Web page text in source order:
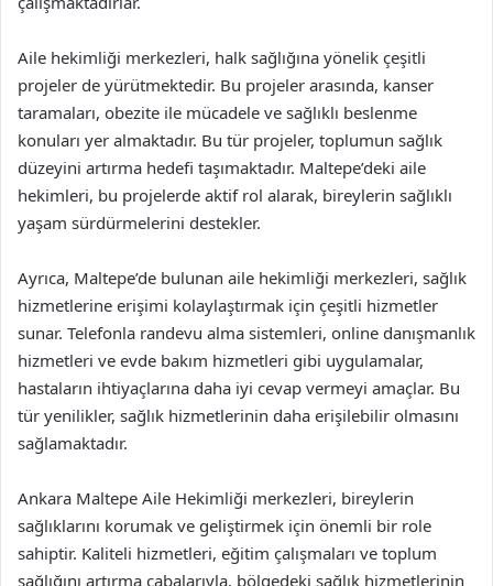
Aile hekimliği merkezleri, halk sağlığına yönelik çeşitli
projeler de yürütmektedir. Bu projeler arasında, kanser
taramaları, obezite ile mücadele ve sağlıklı beslenme
konuları yer almaktadır. Bu tür projeler, toplumun sağlık
düzeyini artırma hedefi taşımaktadır. Maltepe’deki aile
hekimleri, bu projelerde aktif rol alarak, bireylerin sağlıklı
yaşam sürdürmelerini destekler.
Ayrıca, Maltepe’de bulunan aile hekimliği merkezleri, sağlık
hizmetlerine erişimi kolaylaştırmak için çeşitli hizmetler
sunar. Telefonla randevu alma sistemleri, online danışmanlık
hizmetleri ve evde bakım hizmetleri gibi uygulamalar,
hastaların ihtiyaçlarına daha iyi cevap vermeyi amaçlar. Bu
tür yenilikler, sağlık hizmetlerinin daha erişilebilir olmasını
sağlamaktadır.
Ankara Maltepe Aile Hekimliği merkezleri, bireylerin
sağlıklarını korumak ve geliştirmek için önemli bir role
sahiptir. Kaliteli hizmetleri, eğitim çalışmaları ve toplum
sağlığını artırma çabalarıyla, bölgedeki sağlık hizmetlerinin